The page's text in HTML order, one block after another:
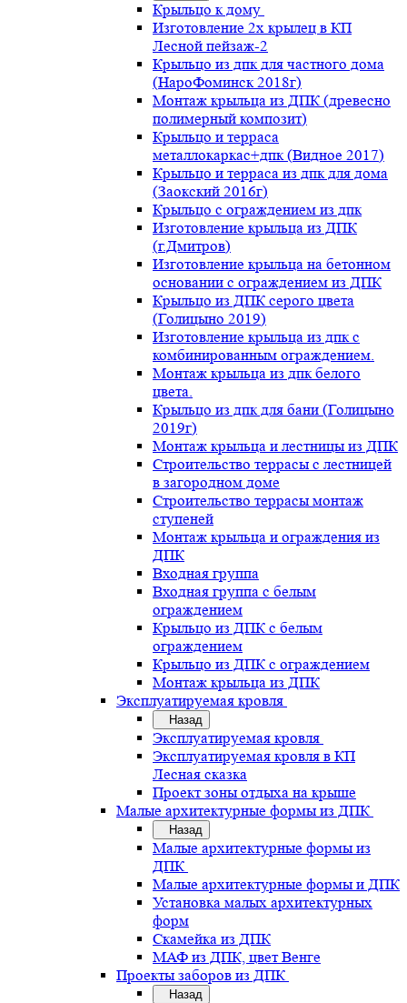
Крыльцо к дому
Изготовление 2х крылец в КП
Лесной пейзаж-2
Крыльцо из дпк для частного дома
(НароФоминск 2018г)
Монтаж крыльца из ДПК (древесно
полимерный композит)
Крыльцо и терраса
металлокаркас+дпк (Видное 2017)
Крыльцо и терраса из дпк для дома
(Заокский 2016г)
Крыльцо с ограждением из дпк
Изготовление крыльца из ДПК
(г.Дмитров)
Изготовление крыльца на бетонном
основании с ограждением из ДПК
Крыльцо из ДПК серого цвета
(Голицыно 2019)
Изготовление крыльца из дпк с
комбинированным ограждением.
Монтаж крыльца из дпк белого
цвета.
Крыльцо из дпк для бани (Голицыно
2019г)
Монтаж крыльца и лестницы из ДПК
Строительство террасы с лестницей
в загородном доме
Строительство террасы монтаж
ступеней
Монтаж крыльца и ограждения из
ДПК
Входная группа
Входная группа с белым
ограждением
Крыльцо из ДПК с белым
ограждением
Крыльцо из ДПК с ограждением
Монтаж крыльца из ДПК
Эксплуатируемая кровля
Назад
Эксплуатируемая кровля
Эксплуатируемая кровля в КП
Лесная сказка
Проект зоны отдыха на крыше
Малые архитектурные формы из ДПК
Назад
Малые архитектурные формы из
ДПК
Малые архитектурные формы и ДПК
Установка малых архитектурных
форм
Скамейка из ДПК
МАФ из ДПК, цвет Венге
Проекты заборов из ДПК
Назад